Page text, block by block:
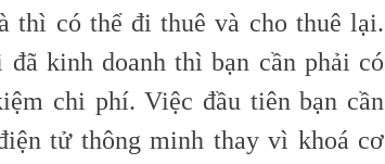
thì có thể đi thuê và cho thuê lại.
kinh doanh thì bạn cần phải có
chi phí. Việc đầu tiên bạn cần
tử thông minh thay vì khoá cơ